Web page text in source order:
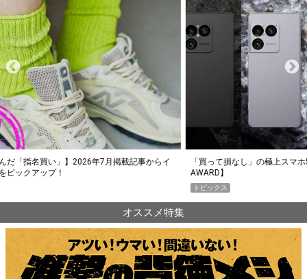
イ
「買って損なし」の極上スマホ5選【GoodsPress 2026上半期
AWARD】
薄着
オススメ特集